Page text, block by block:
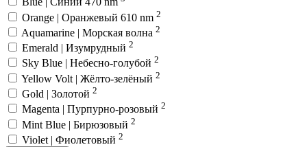
Orange | Оранжевый 610 nm 2
Aquamarine | Морская волна 2
Emerald | Изумрудный 2
Sky Blue | Небесно-голубой 2
Yellow Volt | Жёлто-зелёный 2
Gold | Золотой 2
Magenta | Пурпурно-розовый 2
Mint Blue | Бирюзовый 2
Violet | Фиолетовый 2